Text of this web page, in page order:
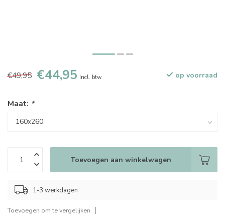
€49,95 €44,95 Incl. btw op voorraad
Maat: *
Toevoegen aan winkelwagen
1-3 werkdagen
Toevoegen om te vergelijken